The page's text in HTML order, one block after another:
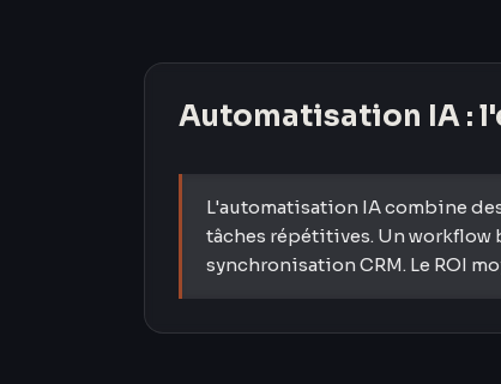
Automatisation IA :
L'automatisation IA combine
tâches répétitives. Un workflow
synchronisation CRM. Le ROI